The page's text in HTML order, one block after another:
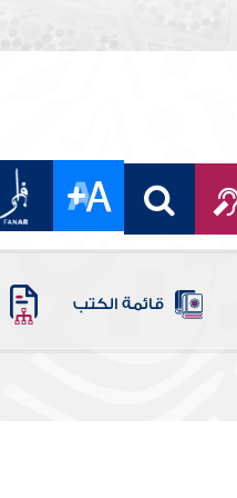
قائمة الكتب